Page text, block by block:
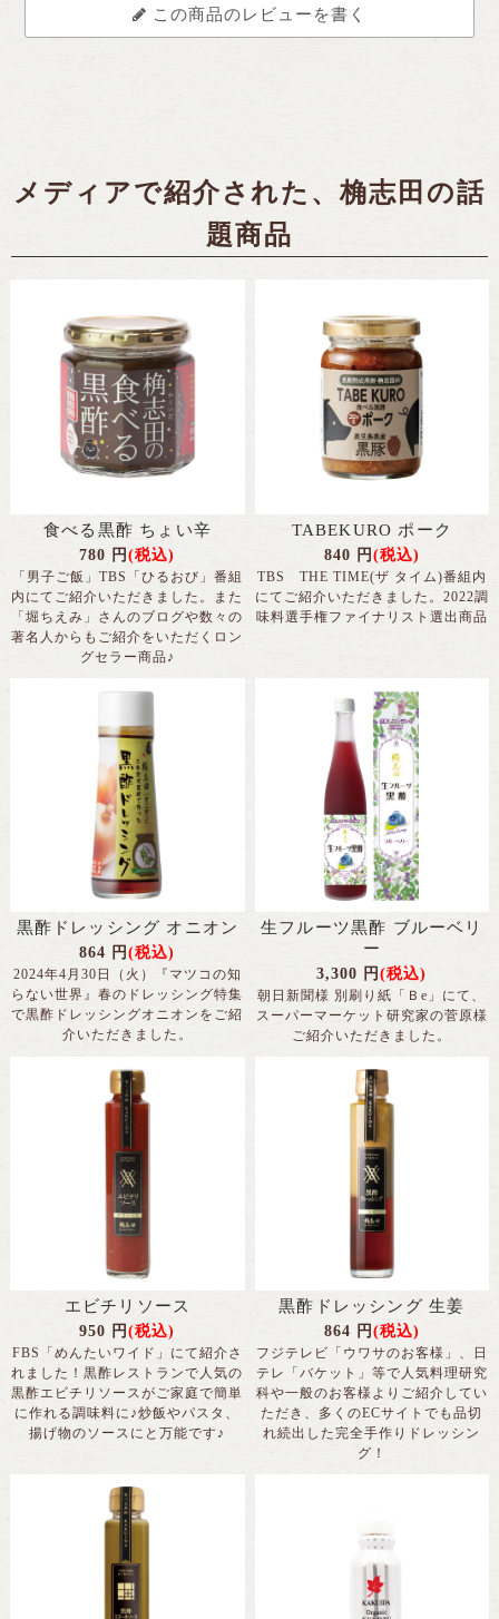
この商品のレビューを書く
メディアで紹介された、桷志田の話
題商品
食べる黒酢 ちょい辛
780 円(税込)
「男子ご飯」TBS「ひるおび」番組
内にてご紹介いただきました。また
「堀ちえみ」さんのブログや数々の
著名人からもご紹介をいただくロン
グセラー商品♪
TABEKURO ポーク
840 円 (税込)
TBS THE TIME(ザ タイム)番組内
にてご紹介いただきました。2022調
味料選手権ファイナリスト選出商品
黒酢ドレッシング オニオン
864 円(税込)
2024年4月30日（火）『マツコの知
らない世界』春のドレッシング特集
で黒酢ドレッシングオニオンをご紹
介いただきました。
生フルーツ黒酢 ブルーベリ
ー
3,300 円(税込)
朝日新聞様 別刷り紙「Ｂe」にて、
スーパーマーケット研究家の菅原様
ご紹介いただきました。
エビチリソース
950 円(税込)
FBS「めんたいワイド」にて紹介さ
れました！黒酢レストランで人気の
黒酢エビチリソースがご家庭で簡単
に作れる調味料に♪炒飯やパスタ、
揚げ物のソースにと万能です♪
黒酢ドレッシング 生姜
864 円 (税込)
フジテレビ「ウワサのお客様」、日
テレ「バケット」等で人気料理研究
科や一般のお客様よりご紹介してい
ただき、多くのECサイトでも品切
れ続出した完全手作りドレッシン
グ！